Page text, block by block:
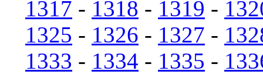
1317 - 1318 - 1319 -
1325 - 1326 - 1327 -
1333 - 1334 - 1335 -